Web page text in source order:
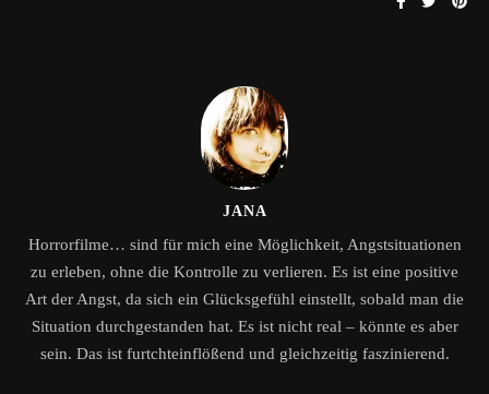
JANA
Horrorfilme… sind für mich eine Möglichkeit, Angstsituationen
zu erleben, ohne die Kontrolle zu verlieren. Es ist eine positive
Art der Angst, da sich ein Glücksgefühl einstellt, sobald man die
Situation durchgestanden hat. Es ist nicht real – könnte es aber
sein. Das ist furtchteinflößend und gleichzeitig faszinierend.